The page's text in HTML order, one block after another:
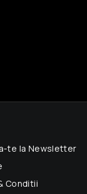
te la Newsletter
Conditii